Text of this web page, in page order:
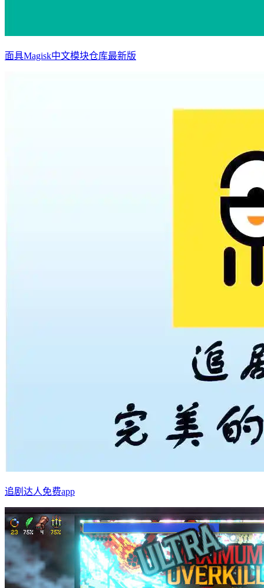
面具Magisk中文模块仓库最新版
追剧达人免费app